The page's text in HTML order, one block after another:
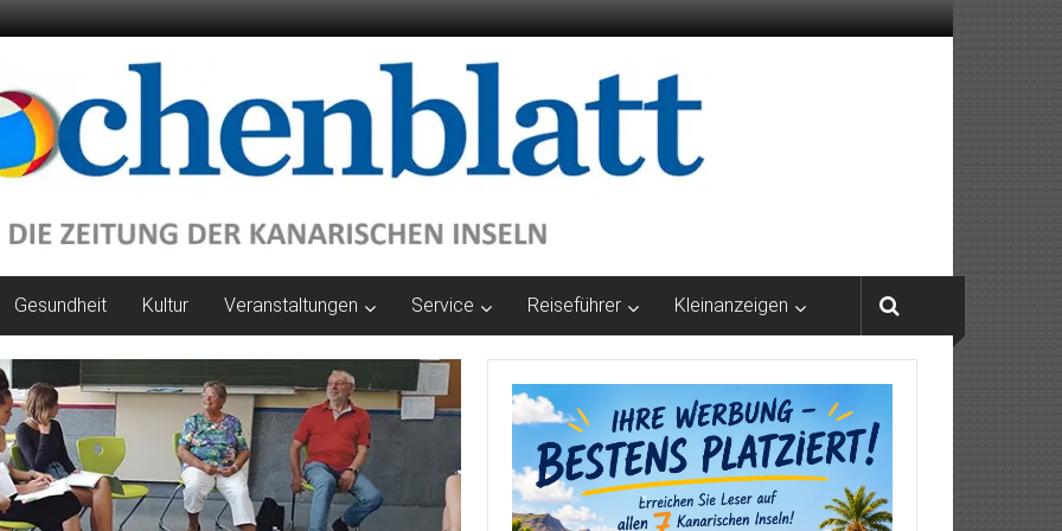
Gesundheit Kultur Veranstaltungen Service Reiseführer Kleinanzeigen